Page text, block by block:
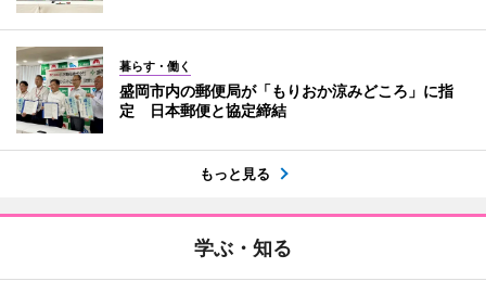
暮らす・働く
盛岡市内の郵便局が「もりおか涼みどころ」に指
定 日本郵便と協定締結
もっと見る
学ぶ・知る